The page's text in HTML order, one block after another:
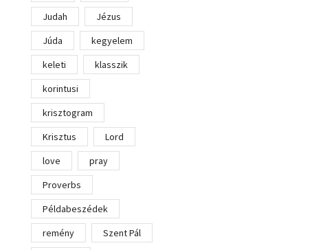
Judah
Jézus
Júda
kegyelem
keleti
klasszik
korintusi
krisztogram
Krisztus
Lord
love
pray
Proverbs
Példabeszédek
remény
Szent Pál